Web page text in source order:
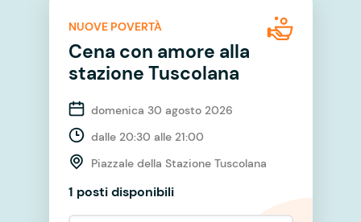
NUOVE POVERTÀ
Cena con amore alla
stazione Tuscolana
domenica 30 agosto 2026
dalle 20:30 alle 21:00
Piazzale della Stazione Tuscolana
1 posti disponibili